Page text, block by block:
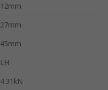
12mm
27mm
45mm
LH
4.31kN